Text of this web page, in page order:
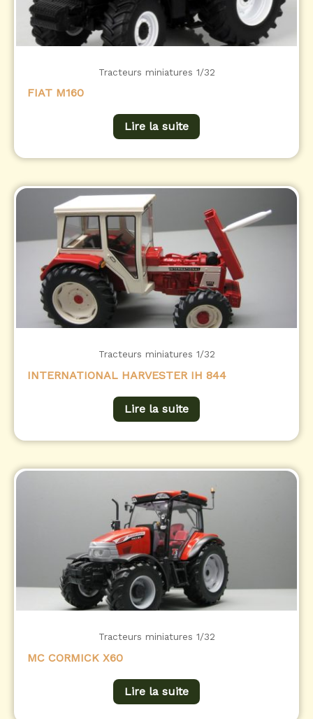
Tracteurs miniatures 1/32
FIAT M160
Lire la suite
Tracteurs miniatures 1/32
INTERNATIONAL HARVESTER IH 844
Lire la suite
Tracteurs miniatures 1/32
MC CORMICK X60
Lire la suite